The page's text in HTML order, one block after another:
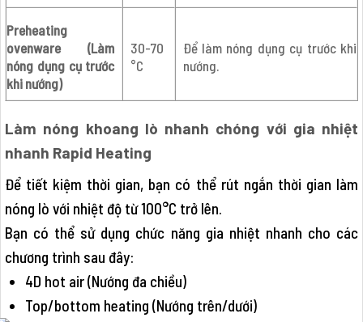
Preheating
ovenware (Làm
nóng dụng cụ trước
khi nướng)
30-70
°C
Để làm nóng dụng cụ trước khi
nướng.
Làm nóng khoang lò nhanh chóng với gia nhiệt
nhanh Rapid Heating
Để tiết kiệm thời gian, bạn có thể rút ngắn thời gian làm
nóng lò với nhiệt độ từ 100°C trở lên.
Bạn có thể sử dụng chức năng gia nhiệt nhanh cho các
chương trình sau đây:
4D hot air (Nướng đa chiều)
Top/bottom heating (Nướng trên/dưới)